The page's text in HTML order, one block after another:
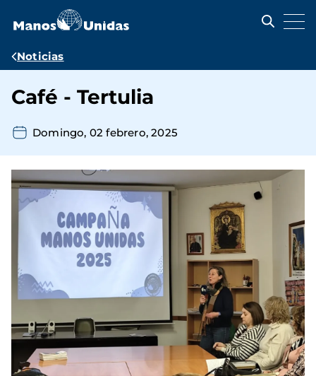
contenido
Ruta
navegación
Noticias
Café - Tertulia
Domingo, 02 febrero, 2025